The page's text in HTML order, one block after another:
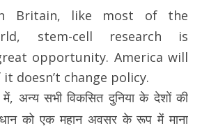
like most of the
stem-cell research is
opportunity. America will
doesn’t change policy.
अन्य सभी विकसित दुनिया के देशों की
को एक महान अवसर के रूप में माना